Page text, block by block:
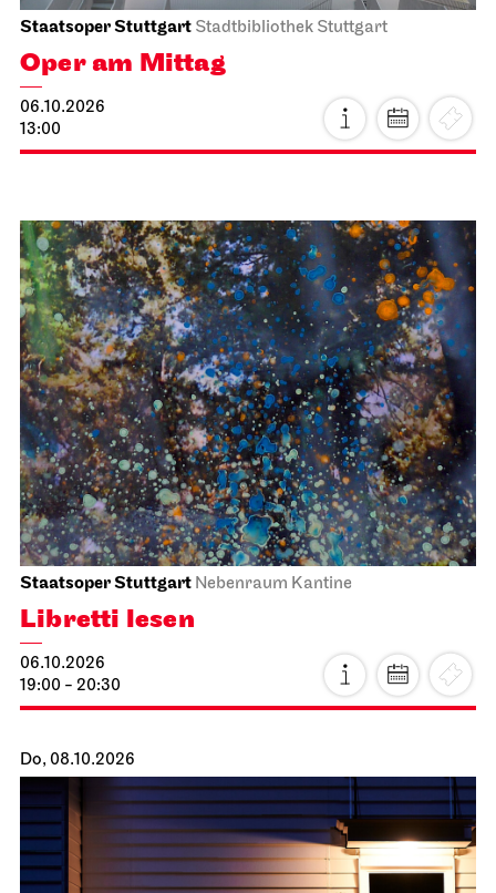
Staatsoper Stuttgart Stadtbibliothek Stuttgart
Oper am Mittag
06.10.2026
13:00
Staatsoper Stuttgart Nebenraum Kantine
Libretti lesen
06.10.2026
19:00 - 20:30
Do, 08.10.2026